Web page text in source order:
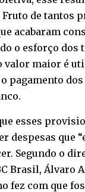
Fruto de tantos
acabaram
o esforço dos
valor maior é
pagamento
esses
despesas que
Segundo o
Brasil, Álvaro
fez com que